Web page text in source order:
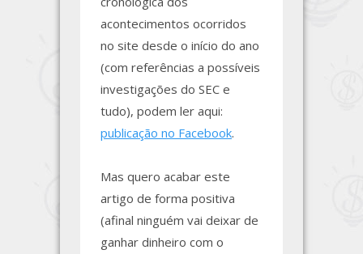
acontecimentos ocorridos
no site desde o início do ano
(com referências a possíveis
investigações do SEC e
tudo), podem ler aqui:
publicação no Facebook.
Mas quero acabar este
artigo de forma positiva
(afinal ninguém vai deixar de
ganhar dinheiro com o